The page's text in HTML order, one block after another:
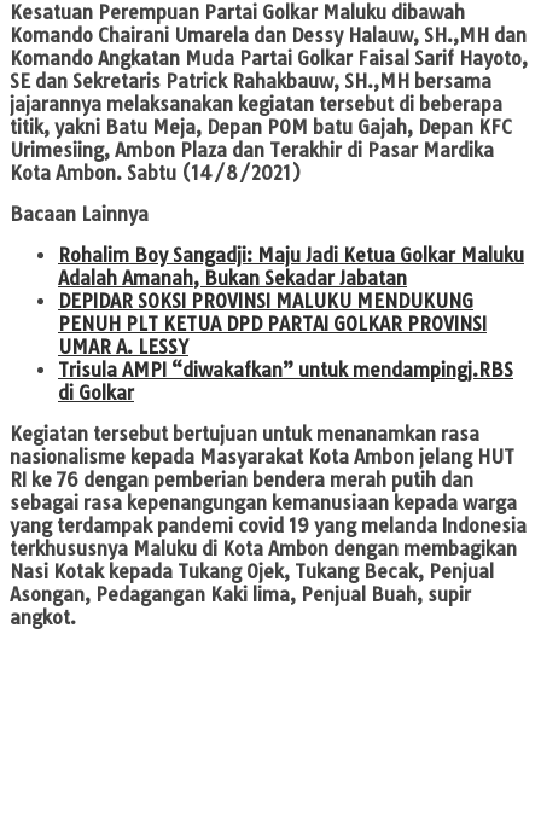
Kesatuan Perempuan Partai Golkar Maluku dibawah
Komando Chairani Umarela dan Dessy Halauw, SH.,MH dan
Komando Angkatan Muda Partai Golkar Faisal Sarif Hayoto,
SE dan Sekretaris Patrick Rahakbauw, SH.,MH bersama
jajarannya melaksanakan kegiatan tersebut di beberapa
titik, yakni Batu Meja, Depan POM batu Gajah, Depan KFC
Urimesiing, Ambon Plaza dan Terakhir di Pasar Mardika
Kota Ambon. Sabtu (14/8/2021)
Bacaan Lainnya
Rohalim Boy Sangadji: Maju Jadi Ketua Golkar Maluku
Adalah Amanah, Bukan Sekadar Jabatan
DEPIDAR SOKSI PROVINSI MALUKU MENDUKUNG
PENUH PLT KETUA DPD PARTAI GOLKAR PROVINSI
UMAR A. LESSY
Trisula AMPI “diwakafkan” untuk mendampingj.RBS
di Golkar
Kegiatan tersebut bertujuan untuk menanamkan rasa
nasionalisme kepada Masyarakat Kota Ambon jelang HUT
RI ke 76 dengan pemberian bendera merah putih dan
sebagai rasa kepenangungan kemanusiaan kepada warga
yang terdampak pandemi covid 19 yang melanda Indonesia
terkhususnya Maluku di Kota Ambon dengan membagikan
Nasi Kotak kepada Tukang Ojek, Tukang Becak, Penjual
Asongan, Pedagangan Kaki lima, Penjual Buah, supir
angkot.